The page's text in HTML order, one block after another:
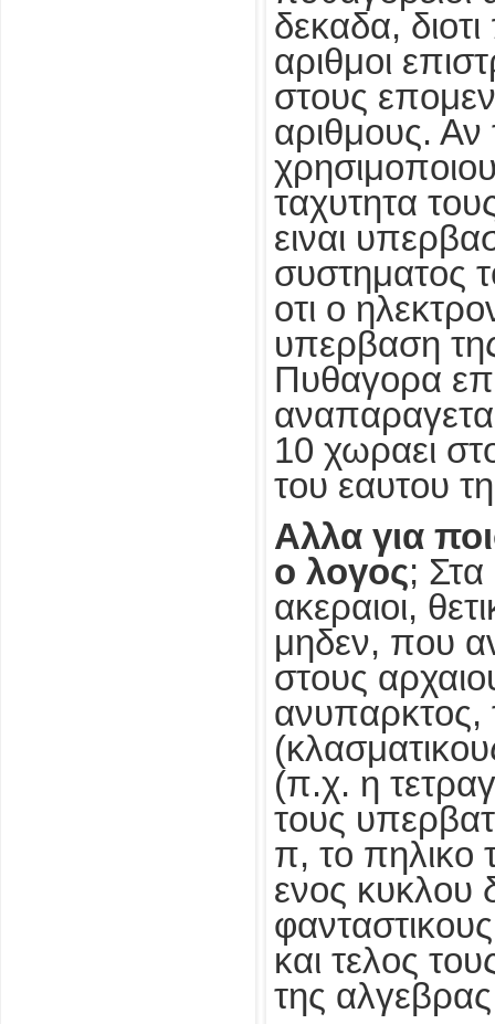
δεκαδα,
αριθμοι
στους
αριθμους.
ταχυτητα
ειναι
συστηματος
οτι ο
υπερβαση
Πυθαγορα
10 χωραει
του εαυτου
Αλλα για
ο λογος;
ακεραιοι,
μηδεν, που
στους
ανυπαρκτος,
(π.χ. η
τους
π, το πηλικο
ενος κυκλου
και τελος
της